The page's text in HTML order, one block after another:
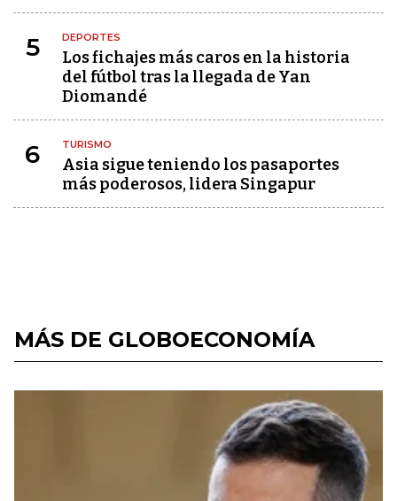
5 DEPORTES
Los fichajes más caros en la historia
del fútbol tras la llegada de Yan
Diomandé
6 TURISMO
Asia sigue teniendo los pasaportes
más poderosos, lidera Singapur
MÁS DE GLOBOECONOMÍA